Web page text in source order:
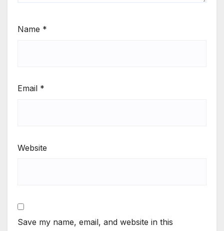
Name *
Email *
Website
Save my name, email, and website in this